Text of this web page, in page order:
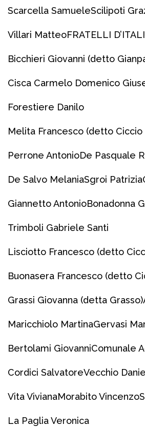
Scarcella SamueleScilipoti
Villari MatteoFRATELLI
Bicchieri Giovanni (detto
Cisca Carmelo Domenico
Forestiere Danilo
Melita Francesco (detto
Perrone AntonioDe Pasquale
De Salvo MelaniaSgroi Patrizia
Giannetto AntonioBonadonna
Trimboli Gabriele Santi
Lisciotto Francesco (detto
Buonasera Francesco (detto
Grassi Giovanna (detta Grasso)
Maricchiolo MartinaGervasi
Bertolami GiovanniComunale
Cordici SalvatoreVecchio
Vita VivianaMorabito Vincenzo
La Paglia Veronica